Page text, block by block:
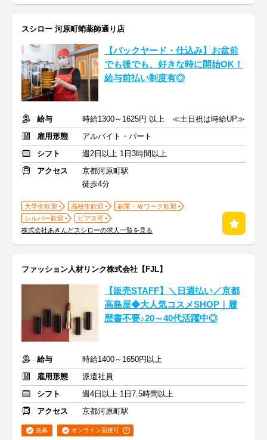
スシロー 河原町蛸薬師通り店
【バックヤード・仕込み】お盆前
でも後でも、好きな時に開始OK！
給与前払い制度有◎
給与
時給1300～1625円 以上 ≪土日祝は時給UP≫
雇用形態
アルバイト・パート
シフト
週2日以上 1日3時間以上
アクセス
京都河原町駅
徒歩4分
大学生歓迎 高校生歓迎
副業・Ｗワーク歓迎
シルバー歓迎
ピアス可
株式会社あきんどスシローの求人一覧を見る
ファッション人材リンク株式会社【FJL】
【販売STAFF】＼日週払い／京都
高島屋◆大人気コスメSHOP｜履
歴書不要♪20～40代活躍中◎
給与
時給1400～1650円以上
雇用形態
派遣社員
シフト
週4日以上 1日7.5時間以上
アクセス
京都河原町駅
急募 オンライン面接可